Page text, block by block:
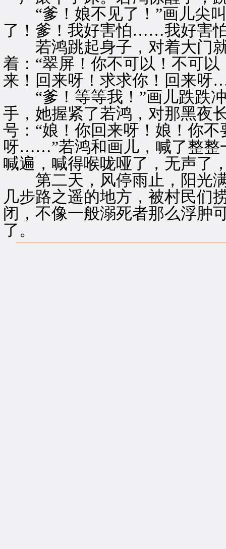
“爹！娘不见了！”画儿尖叫
了！爹！我好害怕……我好害
若鸿跳起身子，对着大门就
着：“翠屏！你不可以！不可
来！回来呀！求求你！回来
“爹！等等我！”画儿跌跌冲
手，她握紧了若鸿，对那黑夜
号：“娘！你回来呀！娘！你
呀……”若鸿和画儿，喊了整整
喊遍，喊得喉咙哑了，无声了
第二天，风停雨止，阳光满
几步路之遥的地方，被村民们
闭，不像一般溺死者那么浮肿
了。